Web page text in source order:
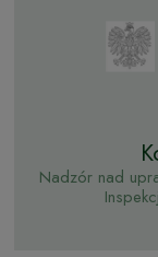
Nadzór nad